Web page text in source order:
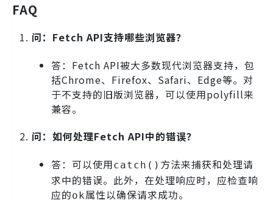
FAQ
问：Fetch API支持哪些浏览器？
答：Fetch API被大多数现代浏览器支持，包
括Chrome、Firefox、Safari、Edge等。对
于不支持的旧版浏览器，可以使用polyfill来
兼容。
问：如何处理Fetch API中的错误？
答：可以使用catch() 方法来捕获和处理请
求中的错误。此外，在处理响应时，应检查响
应的ok属性以确保请求成功。